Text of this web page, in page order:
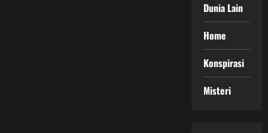
Dunia Lain
Home
Konspirasi
Misteri